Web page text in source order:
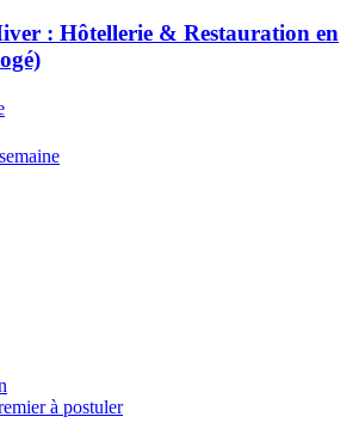
: Hôtellerie & Restauration en
à postuler